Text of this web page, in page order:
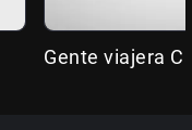
Gente viajera